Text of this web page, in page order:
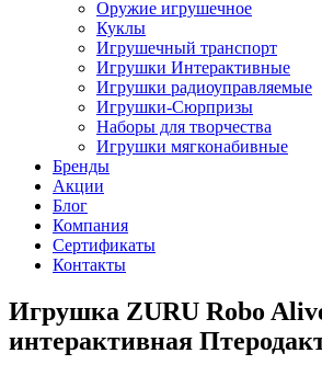
Оружие игрушечное
Куклы
Игрушечный транспорт
Игрушки Интерактивные
Игрушки радиоуправляемые
Игрушки-Сюрпризы
Наборы для творчества
Игрушки мягконабивные
Бренды
Акции
Блог
Компания
Сертификаты
Контакты
Игрушка ZURU Robo
интерактивная